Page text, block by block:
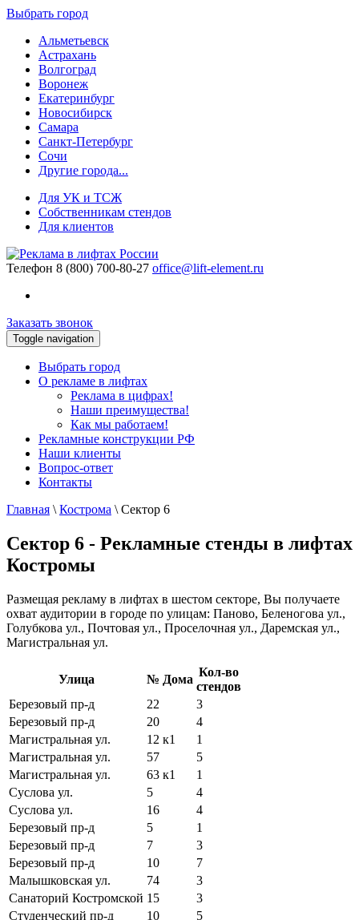
Выбрать город
Альметьевск
Астрахань
Волгоград
Воронеж
Екатеринбург
Новосибирск
Самара
Санкт-Петербург
Сочи
Другие города...
Для УК и ТСЖ
Собственникам стендов
Для клиентов
Телефон 8 (800) 700-80-27 office@lift-element.ru
Заказать звонок
Toggle navigation
Выбрать город
О рекламе в лифтах
Реклама в цифрах!
Наши преимущества!
Как мы работаем!
Рекламные конструкции РФ
Наши клиенты
Вопрос-ответ
Контакты
Главная \ Кострома \ Сектор 6
Сектор 6 - Рекламные стенды в лифтах
Костромы
Размещая рекламу в лифтах в шестом секторе, Вы получаете
охват аудитории в городе по улицам: Паново, Беленогова ул.,
Голубкова ул., Почтовая ул., Проселочная ул., Даремская ул.,
Магистральная ул.
Улица № Дома
Кол-во
стендов
Березовый пр-д
22
3
Березовый пр-д
20
4
Магистральная ул.
12 к1
1
Магистральная ул.
57
5
Магистральная ул.
63 к1
1
Суслова ул.
5
4
Суслова ул.
16
4
Березовый пр-д
5
1
Березовый пр-д
7
3
Березовый пр-д
10
7
Малышковская ул.
74
3
Санаторий Костромской 15
3
Студенческий пр-д
10
5